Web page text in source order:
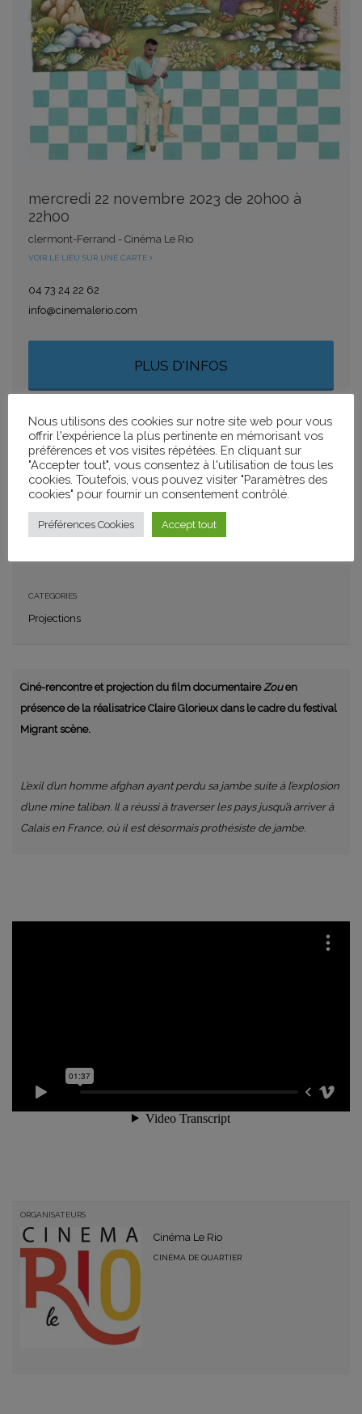
mercredi 22 novembre 2023 de 20h00 à
22h00
clermont-Ferrand - Cinéma Le Rio
VOIR LE LIEU SUR UNE CARTE
04 73 24 22 62
info@cinemalerio.com
PLUS D'INFOS
AJOUTER À MON CALENDRIER
+ GOOGLE CALENDAR + ICAL IMPORT
CATÉGORIES
Projections
Ciné-rencontre et projection du film documentaireZouen
présence de la réalisatrice Claire Glorieux dans le cadre du festival
Migrant scène.
L’exil d’un homme afghan ayant perdu sa jambe suite à l’explosion
d’une mine taliban. Il a réussi à traverser les pays jusqu’à arriver à
Calais en France, où il est désormais prothésiste de jambe.
ORGANISATEURS
Cinéma Le Rio
CINÉMA DE QUARTIER
Nous utilisons des cookies sur notre site web pour vous
offrir l'expérience la plus pertinente en mémorisant vos
préférences et vos visites répétées. En cliquant sur
"Accepter tout", vous consentez à l'utilisation de tous les
cookies. Toutefois, vous pouvez visiter "Paramètres des
cookies" pour fournir un consentement contrôlé.
Préférences Cookies Accept tout